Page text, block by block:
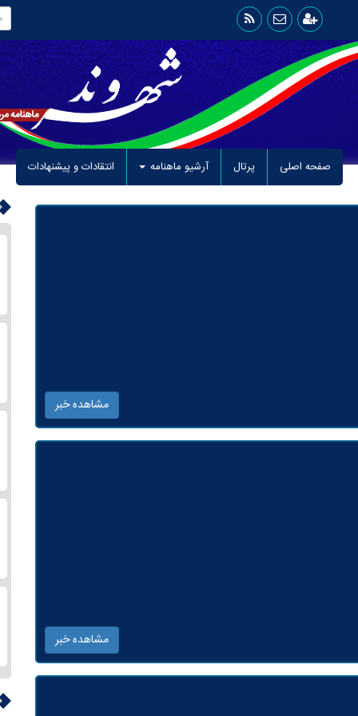
صفحه اصلی پرتال
(current) آرشیو ماهنامه انتقادات و پیشنهادات
مشاهده خبر
مشاهده خبر